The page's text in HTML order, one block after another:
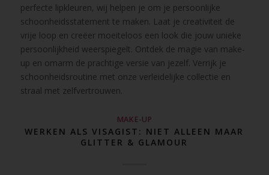
perfecte lipkleuren, wij helpen je om je persoonlijke
schoonheidsstatement te maken. Laat je creativiteit de
vrije loop en creëer moeiteloos een look die jouw unieke
persoonlijkheid weerspiegelt. Ontdek de magie van make-
up en omarm de prachtige versie van jezelf. Verrijk je
schoonheidsroutine met onze verleidelijke collectie en
straal met zelfvertrouwen.
MAKE-UP
WERKEN ALS VISAGIST: NIET ALLEEN MAAR
GLITTER & GLAMOUR